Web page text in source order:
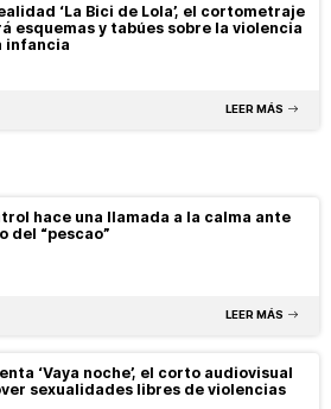
‘La Bici de Lola’, el cortometraje
esquemas y tabúes sobre la violencia
infancia
LEER MÁS
hace una llamada a la calma ante
del “pescao”
LEER MÁS
‘Vaya noche’, el corto audiovisual
sexualidades libres de violencias